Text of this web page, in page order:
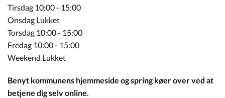
Tirsdag 10:00 - 15:00
Onsdag Lukket
Torsdag 10:00 - 15:00
Fredag 10:00 - 15:00
Weekend Lukket
Benyt kommunens hjemmeside og spring køer over ved at
betjene dig selv online.